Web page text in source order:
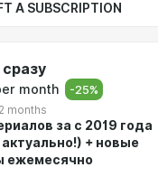
A SUBSCRIPTION
сразу
month -25%
months
за c 2019 года
+ новые
ежемесячно